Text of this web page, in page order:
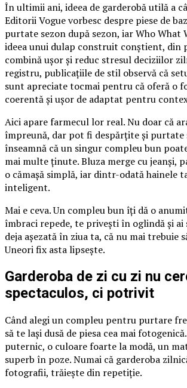
În ultimii ani, ideea de garderobă utilă a
Editorii Vogue vorbesc despre piese de
purtate sezon după sezon, iar Who What
ideea unui dulap construit conștient, din
combină ușor și reduc stresul deciziilor
registru, publicațiile de stil observă că
sunt apreciate tocmai pentru că oferă o
coerentă și ușor de adaptat pentru
Aici apare farmecul lor real. Nu doar că
împreună, dar pot fi despărțite și purtate
înseamnă că un singur compleu bun
mai multe ținute. Bluza merge cu jeanși,
o cămașă simplă, iar dintr-odată hainele
inteligent.
Mai e ceva. Un compleu bun îți dă o
îmbraci repede, te privești în oglindă și ai
deja așezată în ziua ta, că nu mai trebuie
Uneori fix asta lipsește.
Garderoba de zi cu zi nu
spectaculos, ci potrivit
Când alegi un compleu pentru purtare
să te lași dusă de piesa cea mai
puternic, o culoare foarte la modă, un
superb în poze. Numai că garderoba
fotografii, trăiește din repetiție.